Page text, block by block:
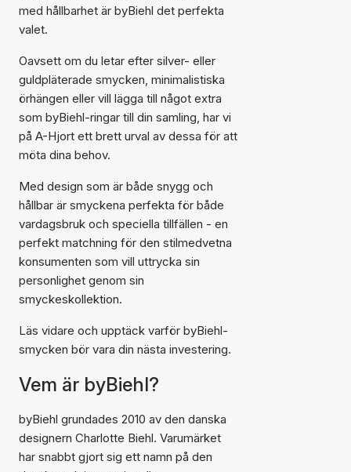
med hållbarhet är byBiehl det perfekta
valet.
Oavsett om du letar efter silver- eller
guldpläterade smycken, minimalistiska
örhängen eller vill lägga till något extra
som byBiehl-ringar till din samling, har vi
på A-Hjort ett brett urval av dessa för att
möta dina behov.
Med design som är både snygg och
hållbar är smyckena perfekta för både
vardagsbruk och speciella tillfällen - en
perfekt matchning för den stilmedvetna
konsumenten som vill uttrycka sin
personlighet genom sin
smyckeskollektion.
Läs vidare och upptäck varför byBiehl-
smycken bör vara din nästa investering.
Vem är byBiehl?
byBiehl grundades 2010 av den danska
designern Charlotte Biehl. Varumärket
har snabbt gjort sig ett namn på den